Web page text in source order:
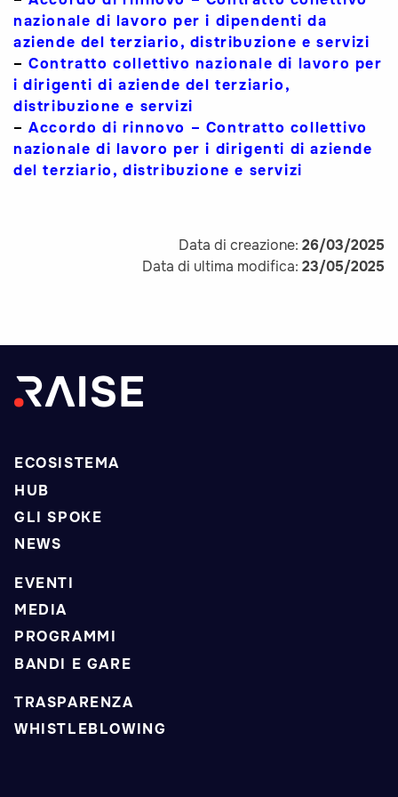
nazionale di lavoro per i dipendenti da
aziende del terziario, distribuzione e servizi
–Contratto collettivo nazionale di lavoro per
i dirigenti di aziende del terziario,
distribuzione e servizi
–Accordo di rinnovo – Contratto collettivo
nazionale di lavoro per i dirigenti di aziende
del terziario, distribuzione e servizi
Data di creazione: 26/03/2025
Data di ultima modifica: 23/05/2025
ECOSISTEMA
HUB
GLI SPOKE
NEWS
EVENTI
MEDIA
PROGRAMMI
BANDI E GARE
TRASPARENZA
WHISTLEBLOWING